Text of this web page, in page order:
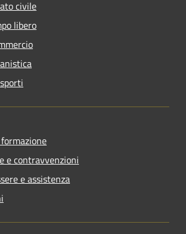
civile
libero
e contravvenzioni
e assistenza